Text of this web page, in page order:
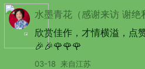
水墨青花（感谢来访 谢绝
欣赏佳作，才情横溢，点
🎉🎉🌹🌹🌹
03-18 来自江苏